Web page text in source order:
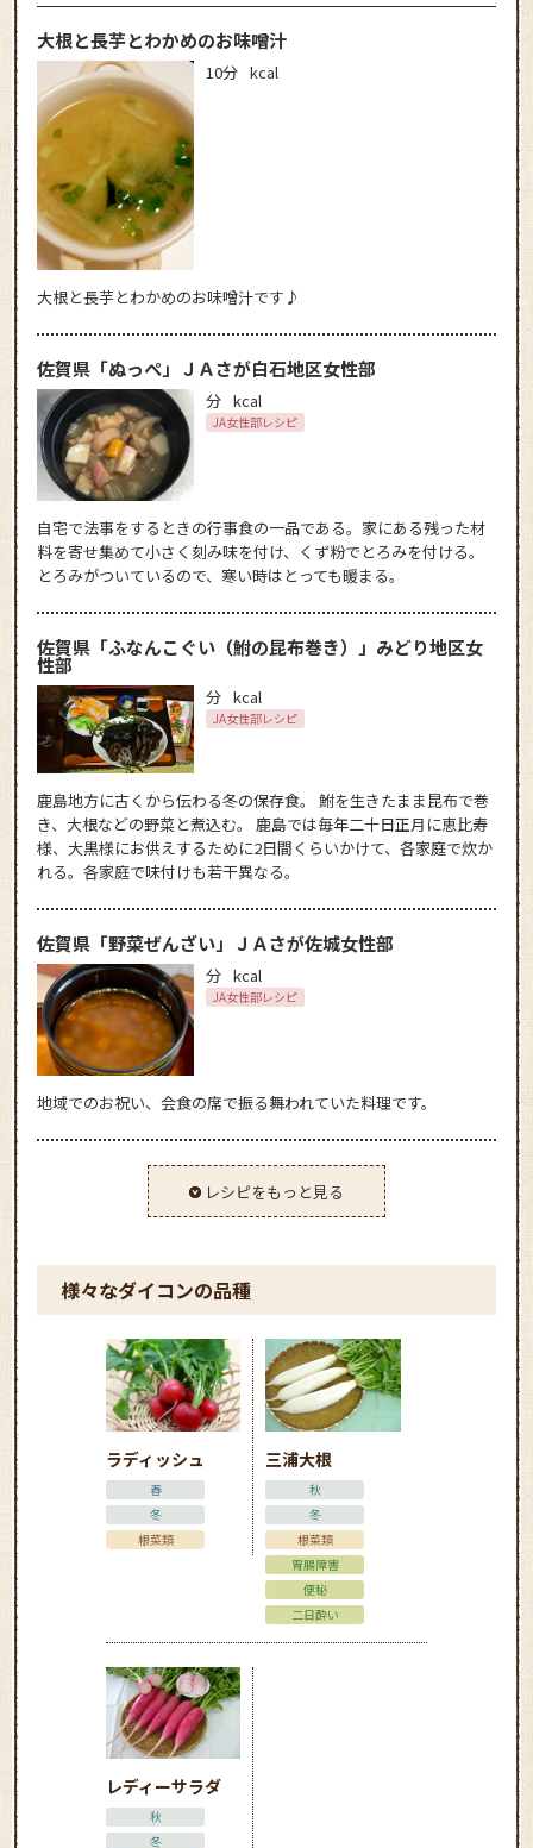
大根と長芋とわかめのお味噌汁
10分 kcal
大根と長芋とわかめのお味噌汁です♪
佐賀県「ぬっぺ」ＪＡさが白石地区女性部
分 kcal
JA女性部レシピ
自宅で法事をするときの行事食の一品である。家にある残った材
料を寄せ集めて小さく刻み味を付け、くず粉でとろみを付ける。
とろみがついているので、寒い時はとっても暖まる。
佐賀県「ふなんこぐい（鮒の昆布巻き）」みどり地区女
性部
分 kcal
JA女性部レシピ
鹿島地方に古くから伝わる冬の保存食。 鮒を生きたまま昆布で巻
き、大根などの野菜と煮込む。 鹿島では毎年二十日正月に恵比寿
様、大黒様にお供えするために2日間くらいかけて、各家庭で炊か
れる。各家庭で味付けも若干異なる。
佐賀県「野菜ぜんざい」ＪＡさが佐城女性部
分 kcal
JA女性部レシピ
地域でのお祝い、会食の席で振る舞われていた料理です。
レシピをもっと見る
様々なダイコンの品種
ラディッシュ
春
冬
根菜類
三浦大根
秋
冬
根菜類
胃腸障害
便秘
二日酔い
レディーサラダ
秋
冬